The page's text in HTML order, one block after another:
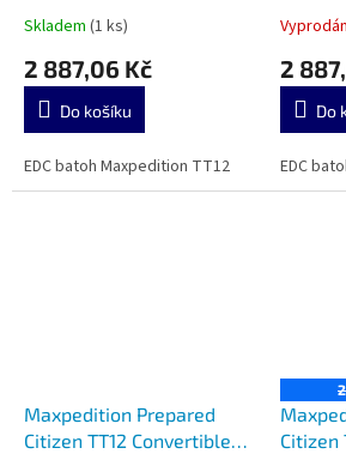
Skladem (1 ks)
2 887,06 Kč
Do košíku
EDC batoh Maxpedition TT12
2
Do
EDC
Maxpedition Prepared
Citizen TT12 Convertible
Citizen